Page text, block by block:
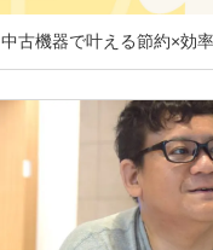
中古機器で叶える節約×効